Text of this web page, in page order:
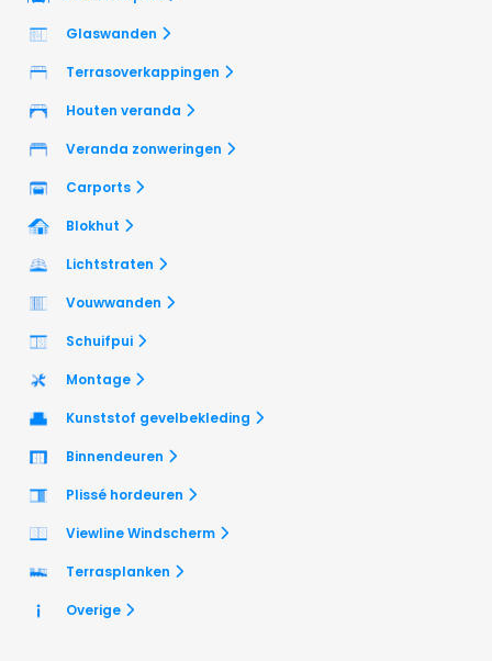
Glaswanden
Terrasoverkappingen
Houten veranda
Veranda zonweringen
Carports
Blokhut
Lichtstraten
Vouwwanden
Schuifpui
Montage
Kunststof gevelbekleding
Binnendeuren
Plissé hordeuren
Viewline Windscherm
Terrasplanken
Overige